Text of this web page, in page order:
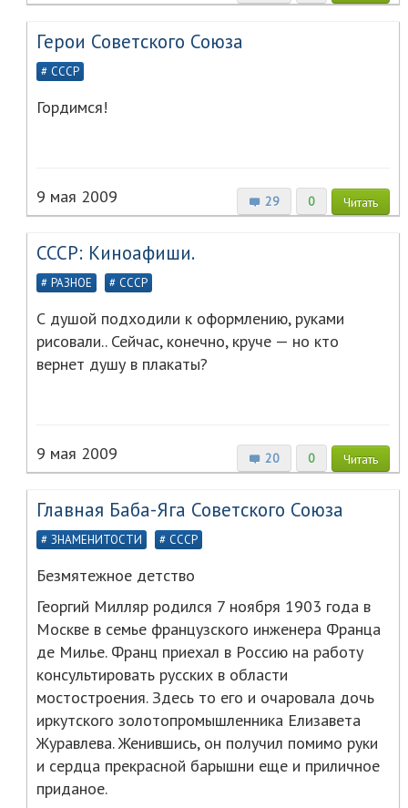
Герои Советского Союза
СССР
Гордимся!
29 0 Читать
9 мая 2009
СССР: Киноафиши.
РАЗНОЕ СССР
С душой подходили к оформлению, руками
рисовали.. Сейчас, конечно, круче — но кто
вернет душу в плакаты?
20 0 Читать
9 мая 2009
Главная Баба-Яга Советского Союза
ЗНАМЕНИТОСТИ СССР
Безмятежное детство
Георгий Милляр родился 7 ноября 1903 года в
Москве в семье французского инженера Франца
де Милье. Франц приехал в Россию на работу
консультировать русских в области
мостостроения. Здесь то его и очаровала дочь
иркутского золотопромышленника Елизавета
Журавлева. Женившись, он получил помимо руки
и сердца прекрасной барышни еще и приличное
приданое.